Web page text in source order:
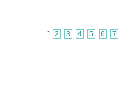
1 2 3 4 5 6 7